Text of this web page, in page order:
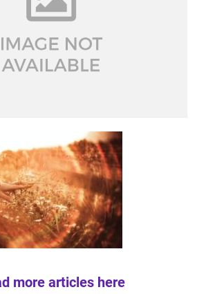
more articles here